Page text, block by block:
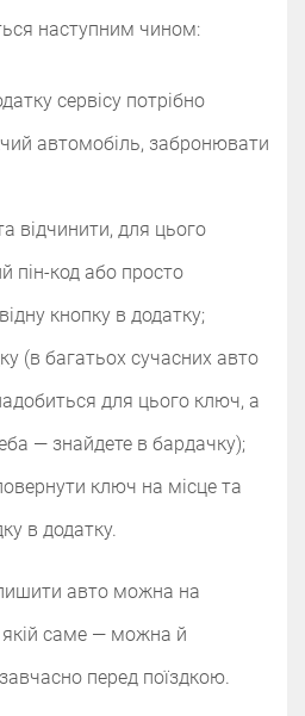
наступним чином:
сервісу потрібно
автомобіль, забронювати
відчинити, для цього
пін-код або просто
кнопку в додатку;
(в багатьох сучасних авто
для цього ключ, а
— знайдете в бардачку);
ключ на місце та
в додатку.
авто можна на
якій саме — можна й
перед поїздкою.